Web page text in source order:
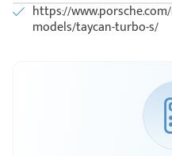
https://
models/taycan-turbo-s/